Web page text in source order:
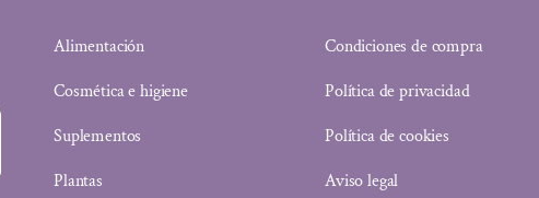
Alimentación
Cosmética e higiene
Suplementos
Plantas
Condiciones de compra
Política de privacidad
Política de cookies
Aviso legal